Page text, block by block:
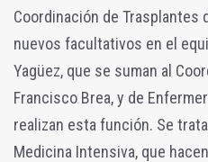
Coordinación de Trasplantes
nuevos facultativos en el
Yagüez, que se suman al
Francisco Brea, y de
realizan esta función. Se
Medicina Intensiva, que